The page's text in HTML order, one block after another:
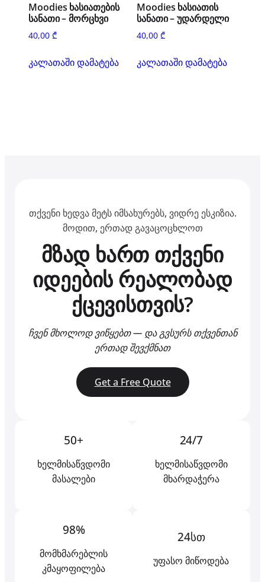
Moodies ხასიათების
სანათი – მორცხვი
40,00 ₾
კალათაში დამატება
Moodies ხასიათის
სანათი – უდარდელი
40,00₾
კალათაში დამატება
თქვენი ხედვა მეტს იმსახურებს, ვიდრე ესკიზია.
მოდით, ერთად გავაცოცხლოთ
მზად ხართ თქვენი
იდეების რეალობად
ქცევისთვის?
ჩვენ მხოლოდ ვიწყებთ — და გვსურს თქვენთან
ერთად შევქმნათ
Get a Free Quote
50+
ხელმისაწვდომი
მასალები
24/7
ხელმისაწვდომი
მხარდაჭერა
98%
მომხმარებლის
კმაყოფილება
24სთ
უფასო მიწოდება